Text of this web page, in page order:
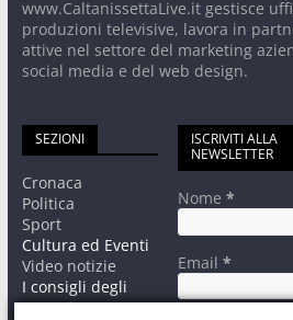
www.CaltanissettaLive.it gestisce
produzioni televisive, lavora in
attive nel settore del marketing
social media e del web design.
SEZIONI
Cronaca
Politica
Sport
Cultura ed Eventi
Video notizie
I consigli degli
esperti
ISCRIVITI ALLA
NEWSLETTER
Nome*
Email*